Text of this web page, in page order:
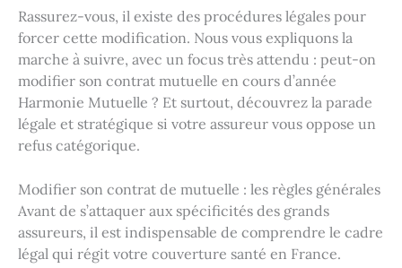
Rassurez-vous, il existe des procédures légales pour
forcer cette modification. Nous vous expliquons la
marche à suivre, avec un focus très attendu : peut-on
modifier son contrat mutuelle en cours d’année
Harmonie Mutuelle ? Et surtout, découvrez la parade
légale et stratégique si votre assureur vous oppose un
refus catégorique.
Modifier son contrat de mutuelle : les règles générales
Avant de s’attaquer aux spécificités des grands
assureurs, il est indispensable de comprendre le cadre
légal qui régit votre couverture santé en France.